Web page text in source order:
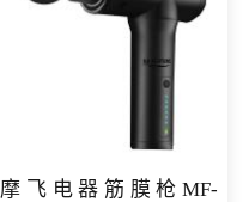
摩飞电器筋膜枪MF-